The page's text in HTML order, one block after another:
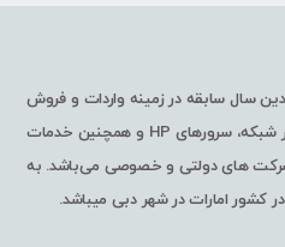
سال سابقه در زمینه واردات و فروش
تجهیزات شبکه، مانند سوئیچ و روتر شبکه، سرورهای HP و همچنین خدمات
شرکت های دولتی و خصوصی می‌باشد. به
کشور امارات در شهر دبی میباشد.